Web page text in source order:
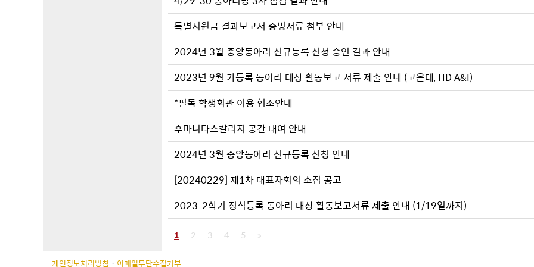
특별지원금 결과보고서 증빙서류 첨부 안내
2024년 3월 중앙동아리 신규등록 신청 승인 결과 안내
2023년 9월 가등록 동아리 대상 활동보고 서류 제출 안내 (고은대, HD A&I)
*필독 학생회관 이용 협조안내
후마니타스칼리지 공간 대여 안내
2024년 3월 중앙동아리 신규등록 신청 안내
[20240229] 제1차 대표자회의 소집 공고
2023-2학기 정식등록 동아리 대상 활동보고서류 제출 안내 (1/19일까지)
1 2 3 4 5 »
개인정보처리방침 · 이메일무단수집거부